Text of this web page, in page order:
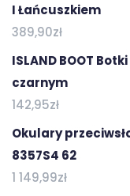
I Łańcuszkiem
389,90zł
ISLAND BOOT
czarnym
142,95zł
Okulary
8357S4 62
1 149,99zł